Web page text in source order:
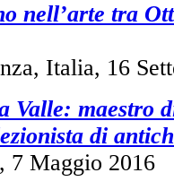
nell’arte tra
Italia, 16
Valle: maestro
di
7 Maggio 2016